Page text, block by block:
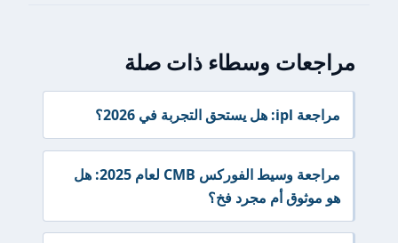
مراجعات وسطاء ذات صلة
مراجعة ipl: هل يستحق التجربة في 2026؟
مراجعة وسيط الفوركس CMB لعام 2025: هل
هو موثوق أم مجرد فخ؟